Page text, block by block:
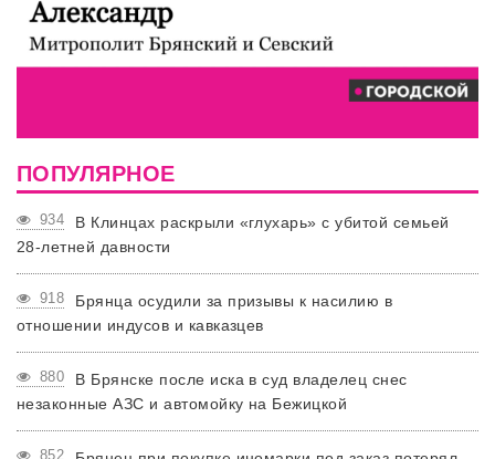
ПОПУЛЯРНОЕ
934
В Клинцах раскрыли «глухарь» с убитой семьей
28-летней давности
918
Брянца осудили за призывы к насилию в
отношении индусов и кавказцев
880
В Брянске после иска в суд владелец снес
незаконные АЗС и автомойку на Бежицкой
852